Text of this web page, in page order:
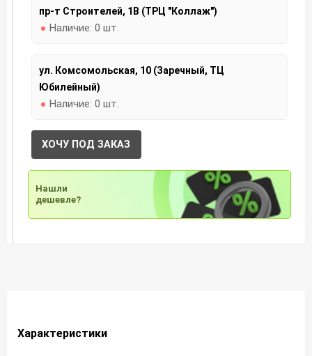
пр-т Строителей, 1В (ТРЦ "Коллаж")
Наличие: 0 шт.
ул. Комсомольская, 10 (Заречный, ТЦ
Юбилейный)
Наличие: 0 шт.
ХОЧУ ПОД ЗАКАЗ
Нашли
дешевле?
Характеристики